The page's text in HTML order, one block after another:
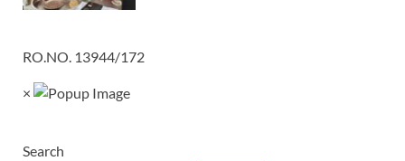
RO.NO. 13944/172
×
Search